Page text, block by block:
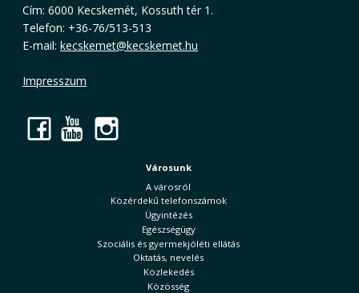
Cím: 6000 Kecskemét, Kossuth tér 1.
Telefon: +36-76/513-513
E-mail: kecskemet@kecskemet.hu
Impresszum
Facebook
YouTube
Városunk
A városról
Közérdekű telefonszámok
Ügyintézés
Egészségügy
Szociális és gyermekjóléti ellátás
Oktatás, nevelés
Közlekedés
Közösség